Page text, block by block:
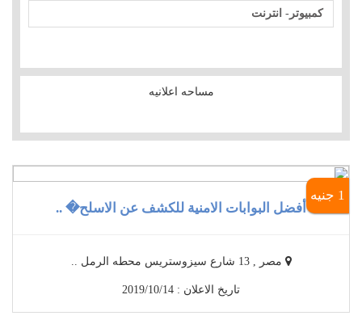
كمبيوتر- انترنت
مساحه اعلانيه
1 جنيه
أفضل البوابات الامنية للكشف عن الاسلح� ..
مصر , 13 شارع سيزوستريس محطه الرمل ..
تاريخ الاعلان : 2019/10/14